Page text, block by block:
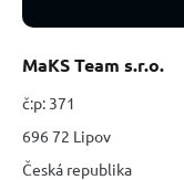
MaKS Team s.r.o.
č:p: 371
696 72 Lipov
Česká republika